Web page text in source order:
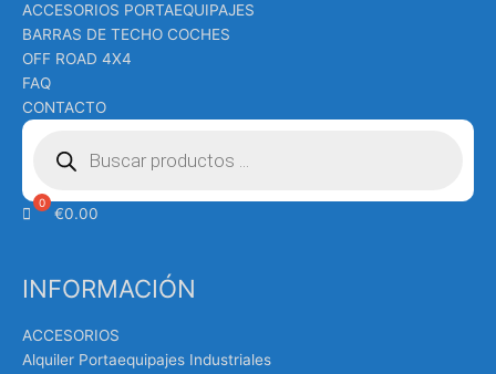
ACCESORIOS PORTAEQUIPAJES
BARRAS DE TECHO COCHES
OFF ROAD 4X4
FAQ
CONTACTO
Búsqueda
productos
€0.00
INFORMACIÓN
ACCESORIOS
Alquiler Portaequipajes Industriales